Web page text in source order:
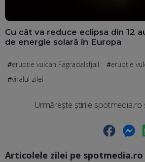
Cu cât va reduce eclipsa din 12
de energie solară în Europa
erupție vulcan Fagradalsfjall
erupție
viralul zilei
Urmărește știrile spotmedia.ro
Facebook
Articolele zilei pe spotmedia.ro